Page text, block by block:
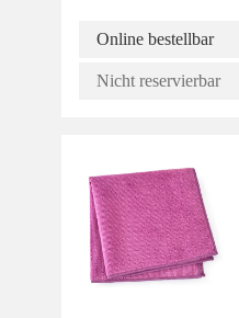
Online bestellbar
Nicht reservierbar